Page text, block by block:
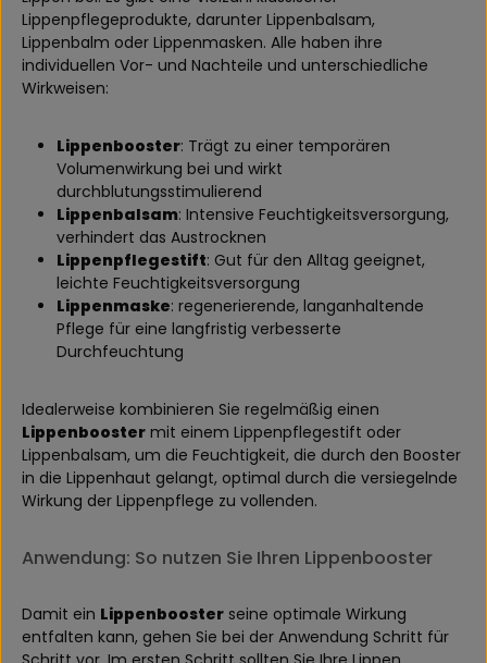
Lippenpflegeprodukte, darunter Lippenbalsam,
Lippenbalm oder Lippenmasken. Alle haben ihre
individuellen Vor- und Nachteile und unterschiedliche
Wirkweisen:
Lippenbooster: Trägt zu einer temporären
Volumenwirkung bei und wirkt
durchblutungsstimulierend
Lippenbalsam: Intensive Feuchtigkeitsversorgung,
verhindert das Austrocknen
Lippenpflegestift: Gut für den Alltag geeignet,
leichte Feuchtigkeitsversorgung
Lippenmaske: regenerierende, langanhaltende
Pflege für eine langfristig verbesserte
Durchfeuchtung
Idealerweise kombinieren Sie regelmäßig einen
Lippenbooster mit einem Lippenpflegestift oder
Lippenbalsam, um die Feuchtigkeit, die durch den Booster
in die Lippenhaut gelangt, optimal durch die versiegelnde
Wirkung der Lippenpflege zu vollenden.
Anwendung: So nutzen Sie Ihren Lippenbooster
Damit ein Lippenbooster seine optimale Wirkung
entfalten kann, gehen Sie bei der Anwendung Schritt für